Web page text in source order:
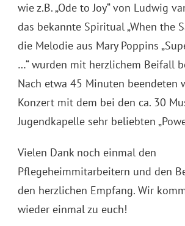
wie z.B. „Ode to Joy“ von Ludwig
das bekannte Spiritual „When the
die Melodie aus Mary Poppins
…“ wurden mit herzlichem Beifall
Nach etwa 45 Minuten beendeten
Konzert mit dem bei den ca. 30
Jugendkapelle sehr beliebten
Vielen Dank noch einmal den
Pflegeheimmitarbeitern und den
den herzlichen Empfang. Wir
wieder einmal zu euch!